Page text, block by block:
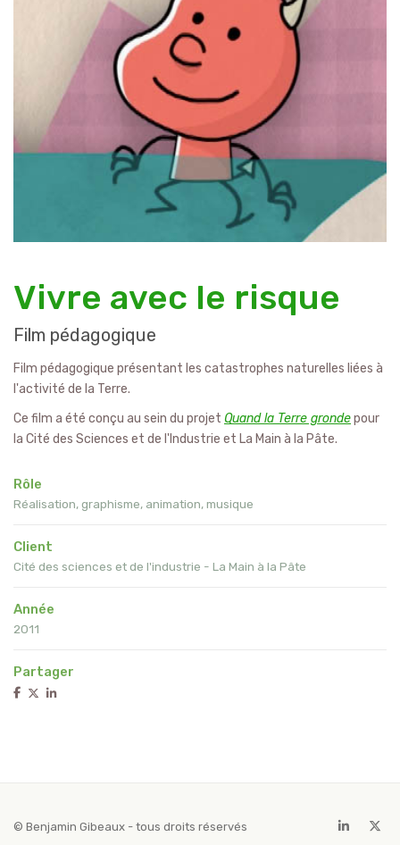
Vivre avec le risque
Film pédagogique
Film pédagogique présentant les catastrophes naturelles liées à
l'activité de la Terre.
Ce film a été conçu au sein du projet Quand la Terre grondepour
la Cité des Sciences et de l'Industrie et La Main à la Pâte.
Rôle
Réalisation, graphisme, animation, musique
Client
Cité des sciences et de l'industrie - La Main à la Pâte
Année
2011
Partager
© Benjamin Gibeaux - tous droits réservés